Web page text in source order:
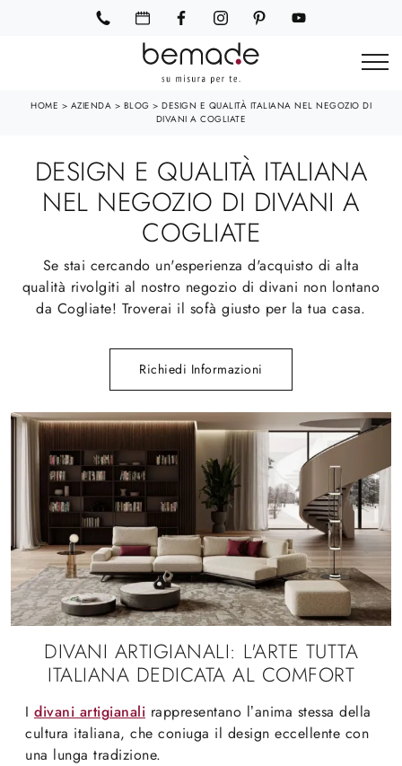
HOME > AZIENDA > BLOG > DESIGN E QUALITÀ ITALIANA NEL NEGOZIO DI
DIVANI A COGLIATE
DESIGN E QUALITÀ ITALIANA
NEL NEGOZIO DI DIVANI A
COGLIATE
Se stai cercando un'esperienza d'acquisto di alta
qualità rivolgiti al nostro negozio di divani non lontano
da Cogliate! Troverai il sofà giusto per la tua casa.
Richiedi Informazioni
DIVANI ARTIGIANALI: L'ARTE TUTTA
ITALIANA DEDICATA AL COMFORT
I divani artigianali rappresentano l’anima stessa della
cultura italiana, che coniuga il design eccellente con
una lunga tradizione.